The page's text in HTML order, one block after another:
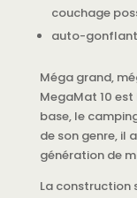
couchage
auto-gonflant,
Méga grand,
MegaMat 10
base, le
de son genre, il
génération de
La construction